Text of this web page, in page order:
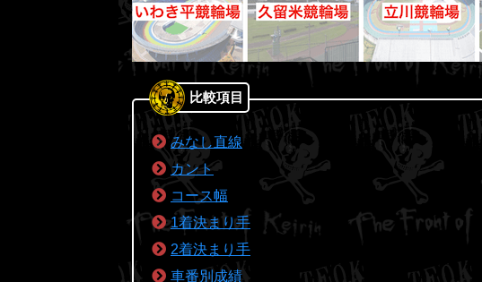
比較項目
みなし直線
カント
コース幅
1着決まり手
2着決まり手
車番別成績